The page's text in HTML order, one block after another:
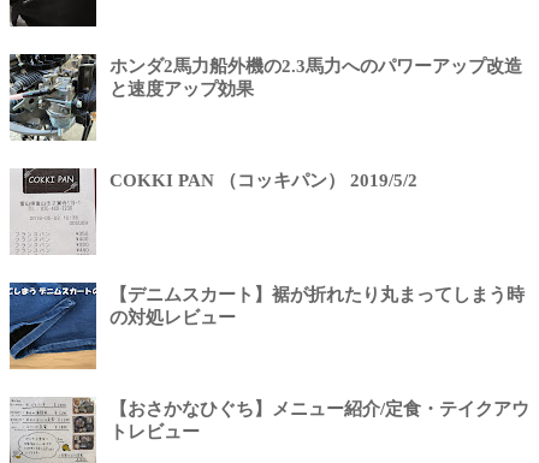
ホンダ2馬力船外機の2.3馬力へのパワーアップ改造
と速度アップ効果
COKKI PAN （コッキパン） 2019/5/2
【デニムスカート】裾が折れたり丸まってしまう時
の対処レビュー
【おさかなひぐち】メニュー紹介/定食・テイクアウ
トレビュー